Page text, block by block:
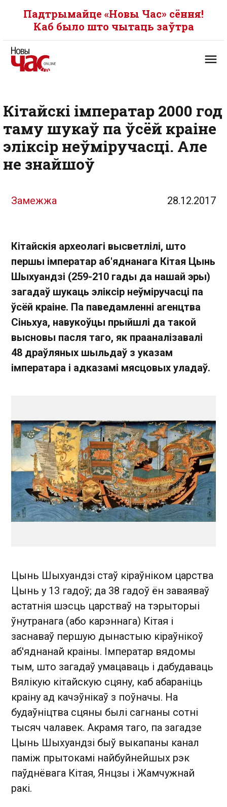
Падтрымайце «Новы Час» сёння!
Каб было што чытаць заўтра
Кітайскі імператар 2000 год
таму шукаў па ўсёй краіне
эліксір неўміручасці. Але
не знайшоў
Замежжа 28.12.2017
Кітайскія археолагі высветлілі, што
першы імператар аб'яднанага Кітая Цынь
Шыхуандзі (259-210 гады да нашай эры)
загадаў шукаць эліксір неўміручасці па
ўсёй краіне. Па паведамленні агенцтва
Сіньхуа, навукоўцы прыйшлі да такой
высновы пасля таго, як прааналізавалі
48 драўляных шыльдаў з указам
імператара і адказамі мясцовых уладаў.
Цынь Шыхуандзі стаў кіраўніком царства
Цынь у 13 гадоў; да 38 гадоў ён заваяваў
астатнія шэсць царстваў на тэрыторыі
ўнутранага (або карэннага) Кітая і
заснаваў першую дынастыю кіраўнікоў
аб'яднанай краіны. Імператар вядомы
тым, што загадаў умацаваць і дабудаваць
Вялікую кітайскую сцяну, каб абараніць
краіну ад качэўнікаў з поўначы. На
будаўніцтва сцяны былі сагнаны сотні
тысяч чалавек. Акрамя таго, па загадзе
Цынь Шыхуандзі быў выкапаны канал
паміж прытокамі найбуйнейшых рэк
паўднёвага Кітая, Янцзы і Жамчужнай
ракі.